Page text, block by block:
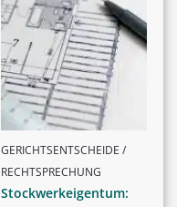
GERICHTSENTSCHEIDE /
RECHTSPRECHUNG
Stockwerkeigentum: